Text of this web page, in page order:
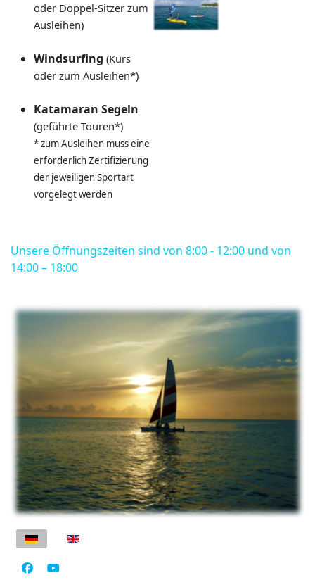
oder Doppel-Sitzer zum
Ausleihen)
Windsurfing (Kurs
oder zum Ausleihen*)
Katamaran Segeln
(geführte Touren*)
* zum Ausleihen muss eine
erforderlich Zertifizierung
der jeweiligen Sportart
vorgelegt werden
Unsere Öffnungszeiten sind von 8:00 - 12:00 und von
14:00 – 18:00
Sprache auswählen